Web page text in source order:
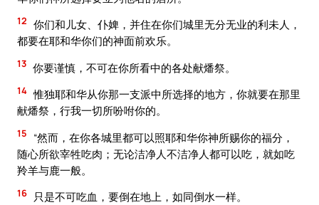
12 你们和儿女、仆婢，并住在你们城里无分无业的利未人，
都要在耶和华你们的神面前欢乐。
13 你要谨慎，不可在你所看中的各处献燔祭。
14 惟独耶和华从你那一支派中所选择的地方，你就要在那里
献燔祭，行我一切所吩咐你的。
15
“然而，在你各城里都可以照耶和华你神所赐你的福分，
随心所欲宰牲吃肉；无论洁净人不洁净人都可以吃，就如吃
羚羊与鹿一般。
16 只是不可吃血，要倒在地上，如同倒水一样。